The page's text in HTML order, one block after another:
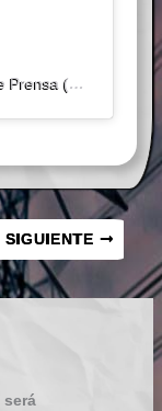
Una publicación compartida por Apsee Prensa (@apseeprensa)
SIGUIENTE